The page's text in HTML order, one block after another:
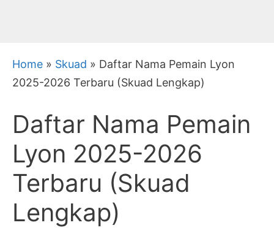
Home » Skuad » Daftar Nama Pemain Lyon
2025-2026 Terbaru (Skuad Lengkap)
Daftar Nama Pemain
Lyon 2025-2026
Terbaru (Skuad
Lengkap)